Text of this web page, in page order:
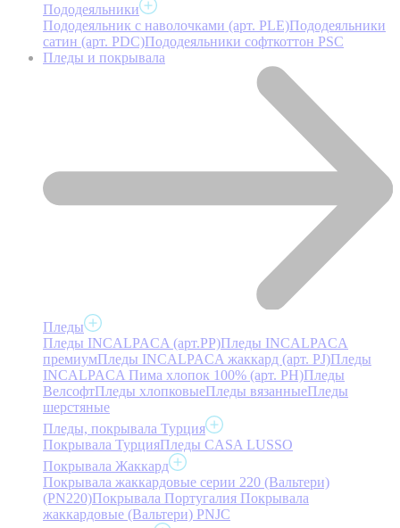
Пододеяльники
Пододеяльник с наволочками (арт. PLE)Пододеяльники
сатин (арт. PDC)Пододеяльники софткоттон PSC
Пледы и покрывала
Пледы
Пледы INCALPACA (арт.PP)Пледы INCALPACA
премиумПледы INCALPACA жаккард (арт. PJ)Пледы
INCALPACA Пима хлопок 100% (арт. PH)Пледы
ВелсофтПледы хлопковыеПледы вязанныеПледы
шерстяные
Пледы, покрывала Турция
Покрывала ТурцияПледы CASA LUSSO
Покрывала Жаккард
Покрывала жаккардовые серии 220 (Вальтери)
(PN220)Покрывала Португалия Покрывала
жаккардовые (Вальтери) PNJC